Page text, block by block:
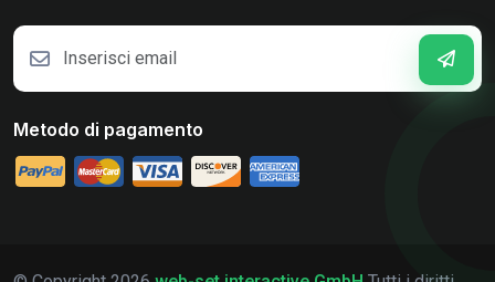
Metodo di pagamento